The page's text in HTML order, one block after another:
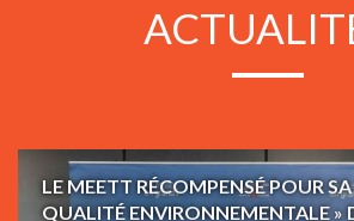
LE MEETT RÉCOMPENSÉ POUR
QUALITÉ ENVIRONNEMENTALE »